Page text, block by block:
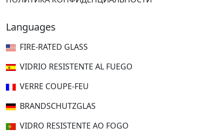
Languages
FIRE-RATED GLASS
VIDRIO RESISTENTE AL FUEGO
VERRE COUPE-FEU
BRANDSCHUTZGLAS
VIDRO RESISTENTE AO FOGO